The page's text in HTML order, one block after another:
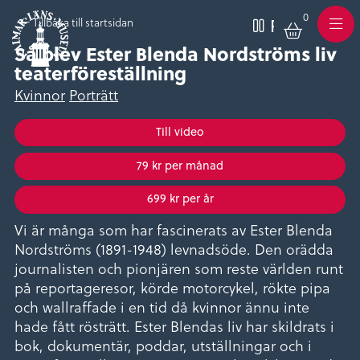
PausaVarukorg
0
Meny
Tillbaka till startsidan
Så blev Ester Blenda Nordströms liv
teaterföreställning
Kvinnor Porträtt
Till video
79 kr per månad
699 kr per år
Vi är många som har fascinerats av Ester Blenda
Nordströms (1891-1948) levnadsöde. Den orädda
journalisten och pionjären som reste världen runt
på reportageresor, körde motorcykel, rökte pipa
och wallraffade i en tid då kvinnor ännu inte
hade fått rösträtt. Ester Blendas liv har skildrats i
bok, dokumentär, poddar, utställningar och i